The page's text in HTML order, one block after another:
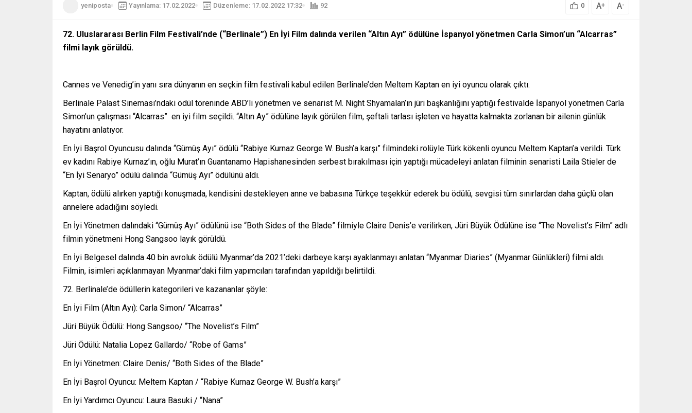
yeniposta Yayınlama: 17.02.2022 Düzenleme: 17.02.2022 17:32 92 0 A+ A-
72. Uluslararası Berlin Film Festivali’nde (“Berlinale”) En İyi Film dalında verilen “Altın Ayı” ödülüne İspanyol yönetmen Carla Simon’un “Alcarras”
filmi layık görüldü.
Cannes ve Venedig’in yanı sıra dünyanın en seçkin film festivali kabul edilen Berlinale’den Meltem Kaptan en iyi oyuncu olarak çıktı.
Berlinale Palast Sineması’ndaki ödül töreninde ABD’li yönetmen ve senarist M. Night Shyamalan’ın jüri başkanlığını yaptığı festivalde İspanyol yönetmen Carla
Simon’un çalışması “Alcarras” en iyi film seçildi. “Altın Ay” ödülüne layık görülen film, şeftali tarlası işleten ve hayatta kalmakta zorlanan bir ailenin günlük
hayatını anlatıyor.
En İyi Başrol Oyuncusu dalında “Gümüş Ayı” ödülü “Rabiye Kurnaz George W. Bush’a karşı” filmindeki rolüyle Türk kökenli oyuncu Meltem Kaptan’a verildi. Türk
ev kadını Rabiye Kurnaz’ın, oğlu Murat’ın Guantanamo Hapishanesinden serbest bırakılması için yaptığı mücadeleyi anlatan filminin senaristi Laila Stieler de
“En İyi Senaryo” ödülü dalında “Gümüş Ayı” ödülünü aldı.
Kaptan, ödülü alırken yaptığı konuşmada, kendisini destekleyen anne ve babasına Türkçe teşekkür ederek bu ödülü, sevgisi tüm sınırlardan daha güçlü olan
annelere adadığını söyledi.
En İyi Yönetmen dalındaki “Gümüş Ayı” ödülünü ise “Both Sides of the Blade” filmiyle Claire Denis’e verilirken, Jüri Büyük Ödülüne ise “The Novelist’s Film” adlı
filmin yönetmeni Hong Sangsoo layık görüldü.
En İyi Belgesel dalında 40 bin avroluk ödülü Myanmar’da 2021’deki darbeye karşı ayaklanmayı anlatan “Myanmar Diaries” (Myanmar Günlükleri) filmi aldı.
Filmin, isimleri açıklanmayan Myanmar’daki film yapımcıları tarafından yapıldığı belirtildi.
Berlinale’de ödüllerin kategorileri ve kazananlar şöyle:
En İyi Film (Altın Ayı): Carla Simon/ “Alcarras”
Jüri Büyük Ödülü: Hong Sangsoo/ “The Novelist’s Film”
Jüri Ödülü: Natalia Lopez Gallardo/ “Robe of Gams”
En İyi Yönetmen: Claire Denis/ “Both Sides of the Blade”
En İyi Başrol Oyuncu: Meltem Kaptan / “Rabiye Kurnaz George W. Bush’a karşı”
En İyi Yardımcı Oyuncu: Laura Basuki / “Nana”